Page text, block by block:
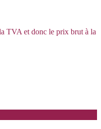
TVA et donc le prix brut à la